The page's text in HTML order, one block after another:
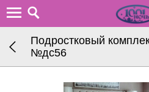
Подростковый
№дc56